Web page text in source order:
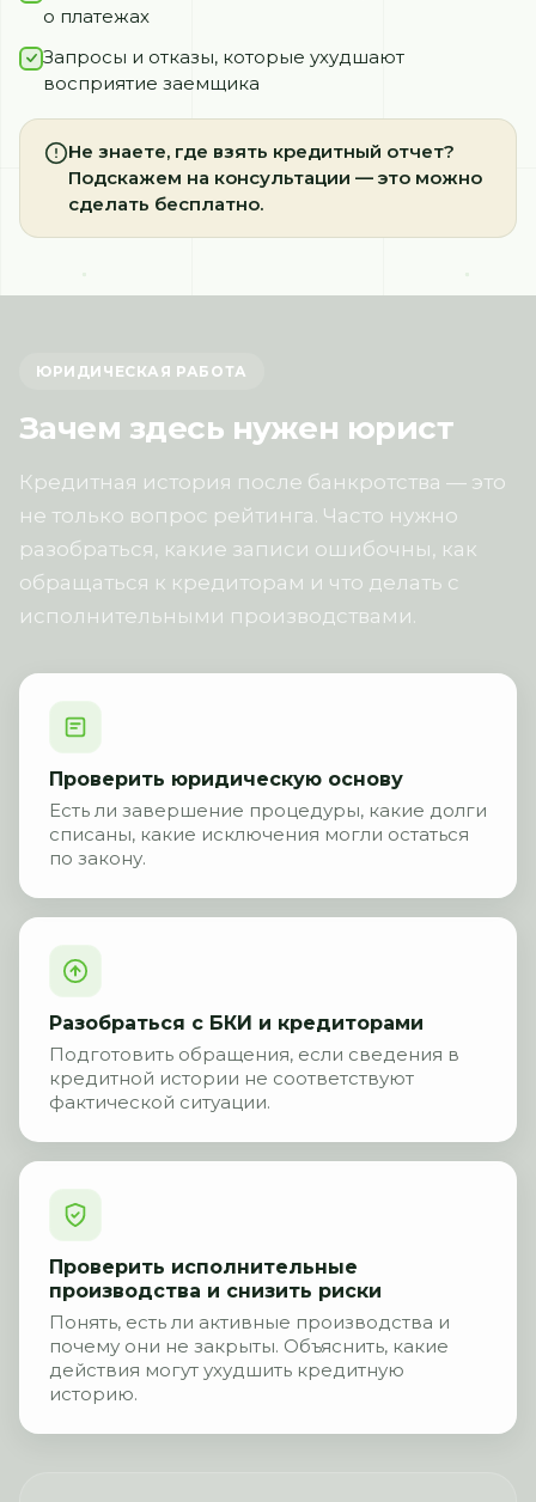
о платежах
Запросы и отказы, которые ухудшают
восприятие заемщика
Не знаете, где взять кредитный отчет?
Подскажем на консультации — это можно
сделать бесплатно.
ЮРИДИЧЕСКАЯ РАБОТА
Зачем здесь нужен юрист
Кредитная история после банкротства — это
не только вопрос рейтинга. Часто нужно
разобраться, какие записи ошибочны, как
обращаться к кредиторам и что делать с
исполнительными производствами.
Проверить юридическую основу
Есть ли завершение процедуры, какие долги
списаны, какие исключения могли остаться
по закону.
Разобраться с БКИ и кредиторами
Подготовить обращения, если сведения в
кредитной истории не соответствуют
фактической ситуации.
Проверить исполнительные
производства и снизить риски
Понять, есть ли активные производства и
почему они не закрыты. Объяснить, какие
действия могут ухудшить кредитную
историю.